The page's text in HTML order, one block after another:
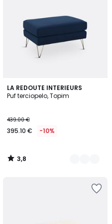
LA REDOUTE INTERIEURS
Puf terciopelo, Topim
439.00 €
395.10 € -10%
3,8
/ 5
6
Colores
3,8
/